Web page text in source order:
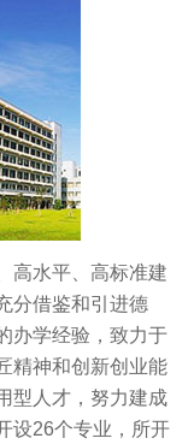
高水平、高标准建
分借鉴和引进德
办学经验，致力于
精神和创新创业能
型人才，努力建成
设26个专业，所开